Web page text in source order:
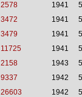
2578 1941
3472 1941
3479 1941
11725 1941
2158 1943
9337 1942
26603 1942